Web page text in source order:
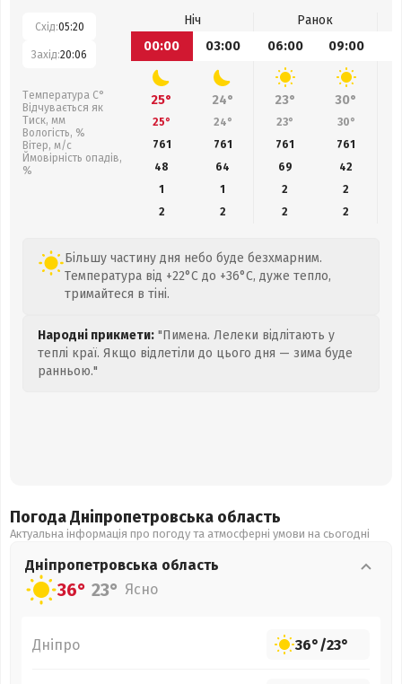
Схід:05:20
Захід:20:06
Температура С°
Відчувається як
Тиск, мм
Вологість, %
Вітер, м/с
Ймовірність опадів,
%
Ніч
Ранок
00:00
03:00 06:00 09:00
25° 24° 23° 30°
25° 24° 23° 30°
761
761 761 761
48
64 69 42
1
1 2
2
2
2 2 2
Більшу частину дня небо буде безхмарним.
Температура від +22°C до +36°C, дуже тепло,
тримайтеся в тіні.
Народні прикмети: "Пимена. Лелеки відлітають у
теплі краї. Якщо відлетіли до цього дня — зима буде
ранньою."
Погода Дніпропетровська область
Актуальна інформація про погоду та атмосферні умови на сьогодні
Дніпропетровська область
36° 23° Ясно
Дніпро 36°/23°